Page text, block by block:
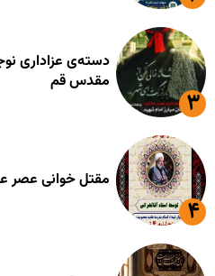
دسته‌ی عزاداری
مقدس قم
مقتل خوانی عصر